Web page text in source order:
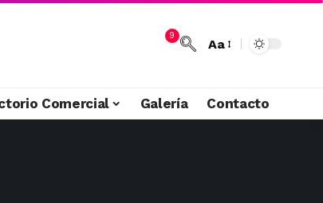
9
Aa
Comercial Galería Contacto